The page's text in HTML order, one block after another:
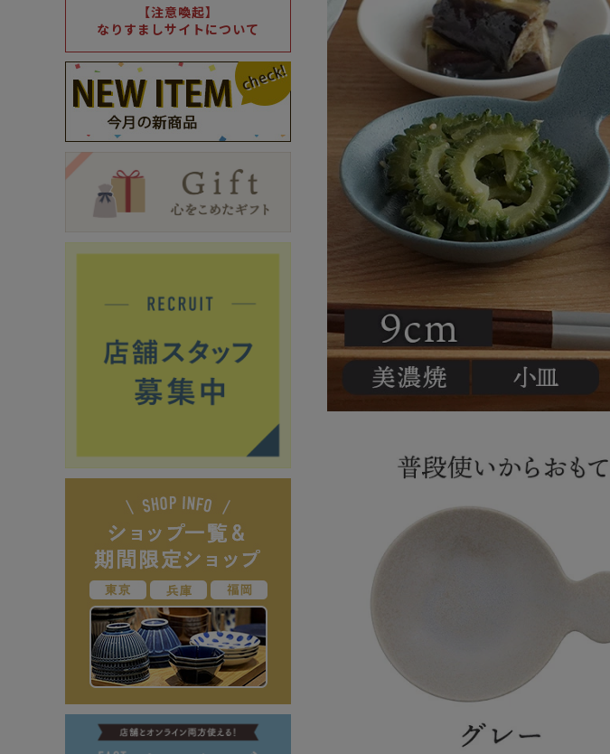
【注意喚起】
なりすましサイトについて